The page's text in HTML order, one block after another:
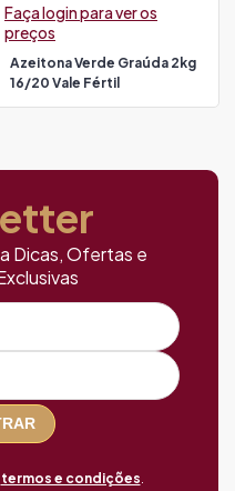
Azeitona Verde Graúda 2kg
16/20 Vale Fértil
Faça login para ver os
preços
Dicas, Ofertas e
termos e condições